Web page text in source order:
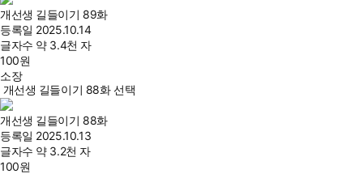
개선생 길들이기 89화
등록일 2025.10.14
글자수 약 3.4천 자
100원
소장
개선생 길들이기 88화 선택
개선생 길들이기 88화
등록일 2025.10.13
글자수 약 3.2천 자
100원